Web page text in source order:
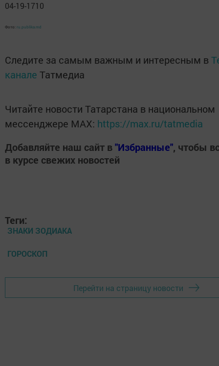
04-19-1710
Фото: ru.publika.md
Следите за самым важным и интересным в
канале Татмедиа
Читайте новости Татарстана в национальном
мессенджере MАХ: https://max.ru/tatmedia
Добавляйте наш сайт в"Избранные", чтобы
в курсе свежих новостей
Теги:
ЗНАКИ ЗОДИАКА
ГОРОСКОП
Перейти на страницу новости